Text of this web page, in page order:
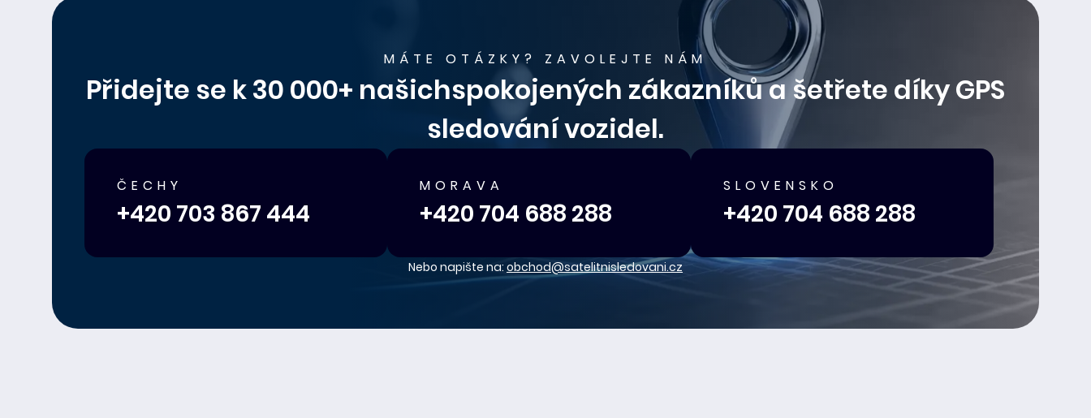
MÁTE OTÁZKY? ZAVOLEJTE NÁM
Přidejte se k 30 000+ našichspokojených zákazníků a šetřete díky GPS
sledování vozidel.
ČECHY
+420 703 867 444
MORAVA
+420 704 688 288
SLOVENSKO
+420 704 688 288
Nebo napište na: obchod@satelitnisledovani.cz